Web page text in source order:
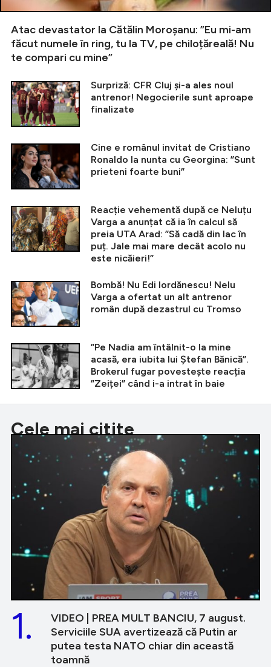
Atac devastator la Cătălin Moroșanu: ”Eu mi-am
făcut numele în ring, tu la TV, pe chiloțăreală! Nu
te compari cu mine”
Surpriză: CFR Cluj și-a ales noul
antrenor! Negocierile sunt aproape
finalizate
Cine e românul invitat de Cristiano
Ronaldo la nunta cu Georgina: ”Sunt
prieteni foarte buni”
Reacție vehementă după ce Neluțu
Varga a anunțat că ia în calcul să
preia UTA Arad: ”Să cadă din lac în
puț. Jale mai mare decât acolo nu
este nicăieri!”
Bombă! Nu Edi Iordănescu! Nelu
Varga a ofertat un alt antrenor
român după dezastrul cu Tromso
”Pe Nadia am întâlnit-o la mine
acasă, era iubita lui Ștefan Bănică”.
Brokerul fugar povestește reacția
”Zeiței” când i-a intrat în baie
Cele mai citite
VIDEO | PREA MULT BANCIU, 7 august.
Serviciile SUA avertizează că Putin ar
putea testa NATO chiar din această
toamnă
1.